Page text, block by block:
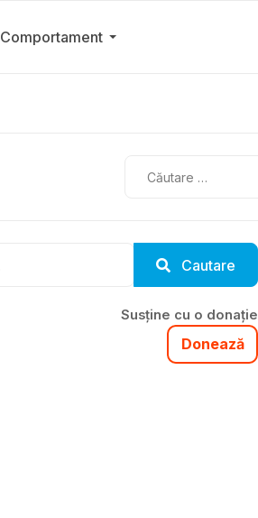
Comportament
Cautare
Susține cu o donație
Donează